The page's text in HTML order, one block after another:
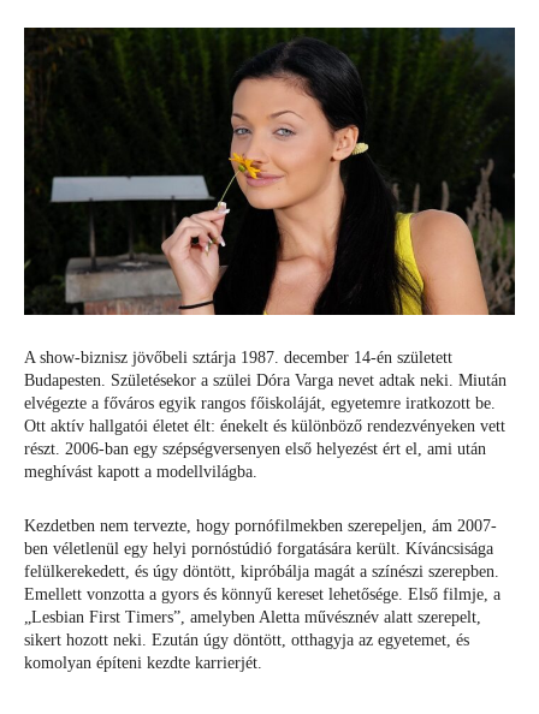
A show-biznisz jövőbeli sztárja 1987. december 14-én született
Budapesten. Születésekor a szülei Dóra Varga nevet adtak neki. Miután
elvégezte a főváros egyik rangos főiskoláját, egyetemre iratkozott be.
Ott aktív hallgatói életet élt: énekelt és különböző rendezvényeken vett
részt. 2006-ban egy szépségversenyen első helyezést ért el, ami után
meghívást kapott a modellvilágba.
Kezdetben nem tervezte, hogy pornófilmekben szerepeljen, ám 2007-
ben véletlenül egy helyi pornóstúdió forgatására került. Kíváncsisága
felülkerekedett, és úgy döntött, kipróbálja magát a színészi szerepben.
Emellett vonzotta a gyors és könnyű kereset lehetősége. Első filmje, a
„Lesbian First Timers”, amelyben Aletta művésznév alatt szerepelt,
sikert hozott neki. Ezután úgy döntött, otthagyja az egyetemet, és
komolyan építeni kezdte karrierjét.